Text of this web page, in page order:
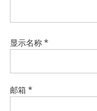
显示名称*
邮箱 *